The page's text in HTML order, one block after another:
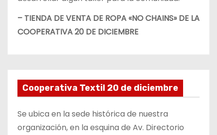
– TIENDA DE VENTA DE ROPA «NO CHAINS» DE LA
COOPERATIVA 20 DE DICIEMBRE
Cooperativa Textil 20 de diciembre
Se ubica en la sede histórica de nuestra
organización, en la esquina de Av. Directorio